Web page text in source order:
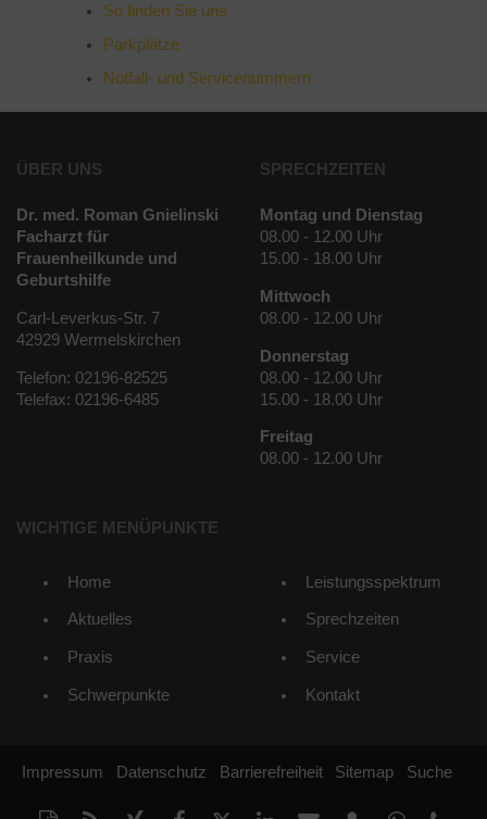
So finden Sie uns
Parkplätze
Notfall- und Servicenummern
ÜBER UNS
Dr. med. Roman Gnielinski
Facharzt für
Frauenheilkunde und
Geburtshilfe
Carl-Leverkus-Str. 7
42929 Wermelskirchen
Telefon: 02196-82525
Telefax: 02196-6485
SPRECHZEITEN
Montag und Dienstag
08.00 - 12.00 Uhr
15.00 - 18.00 Uhr
Mittwoch
08.00 - 12.00 Uhr
Donnerstag
08.00 - 12.00 Uhr
15.00 - 18.00 Uhr
Freitag
08.00 - 12.00 Uhr
WICHTIGE MENÜPUNKTE
Home
Aktuelles
Praxis
Schwerpunkte
Leistungsspektrum
Sprechzeiten
Service
Kontakt
Impressum Datenschutz Barrierefreiheit Sitemap Suche
Diese RSS- Auf Auf Auf Per vCard Auf